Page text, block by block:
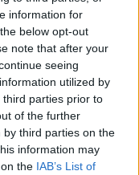
information for
below opt-out
note that after your
seeing
utilized by
parties prior to
of the further
third parties on the
information may
the IAB’s List of
συλλήψεις,
τους και με τη
αφέθηκαν